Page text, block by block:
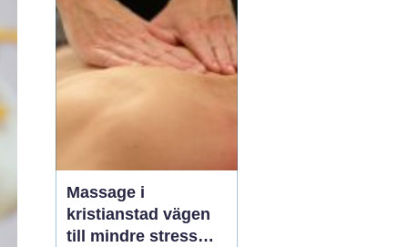
Massage i
kristianstad vägen
till mindre stress